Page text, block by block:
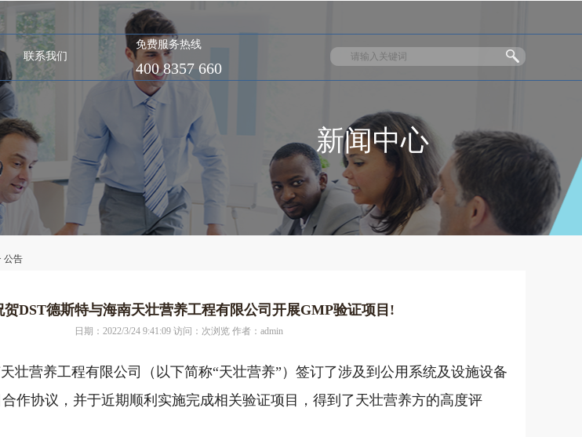
联系我们
免费服务热线
400 8357 660
新闻中心
公告
贺DST德斯特与海南天壮营养工程有限公司开展GMP验证项目!
日期：2022/3/24 9:41:09 访问： 次浏览 作者：admin
壮营养工程有限公司（以下简称“天壮营养”）签订了涉及到公用系统及设施设备
作协议，并于近期顺利实施完成相关验证项目，得到了天壮营养方的高度评